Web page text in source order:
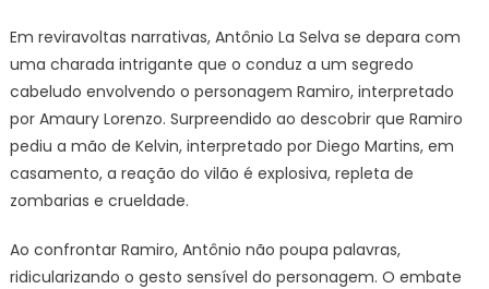
Em reviravoltas narrativas, Antônio La Selva se depara com
uma charada intrigante que o conduz a um segredo
cabeludo envolvendo o personagem Ramiro, interpretado
por Amaury Lorenzo. Surpreendido ao descobrir que Ramiro
pediu a mão de Kelvin, interpretado por Diego Martins, em
casamento, a reação do vilão é explosiva, repleta de
zombarias e crueldade.
Ao confrontar Ramiro, Antônio não poupa palavras,
ridicularizando o gesto sensível do personagem. O embate